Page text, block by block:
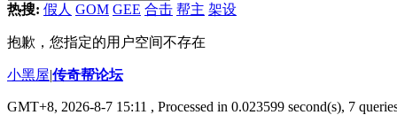
热搜: 假人 GOM GEE 合击 帮主 架设
抱歉，您指定的用户空间不存在
小黑屋|传奇帮论坛
GMT+8, 2026-8-7 15:11 , Processed in 0.023599 second(s), 7